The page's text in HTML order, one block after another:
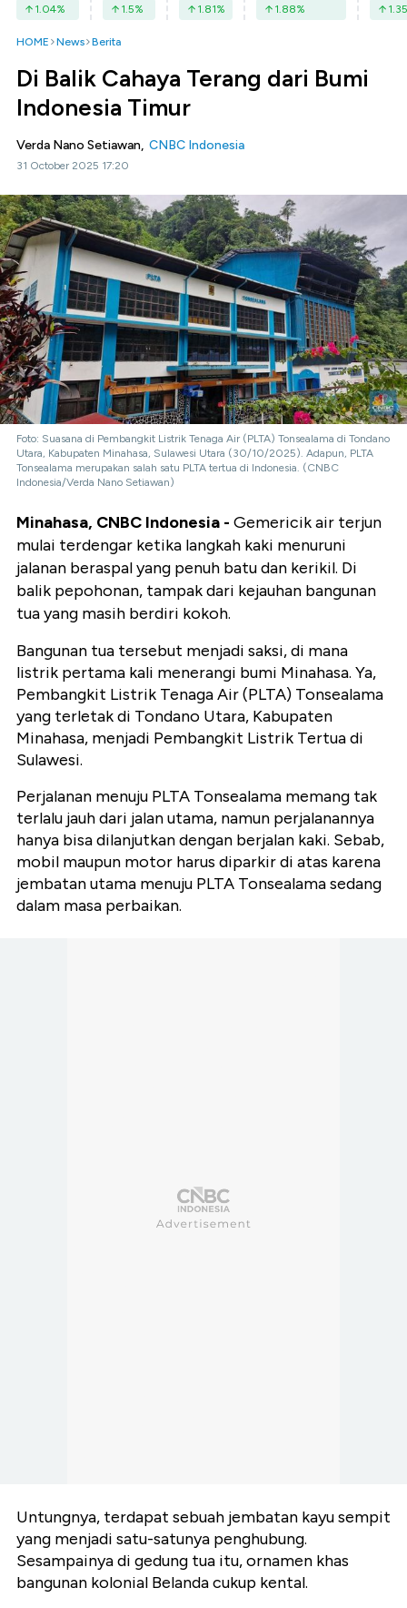
1.04% 1.5% 1.81% 1.88% 1.35
HOME News Berita
Di Balik Cahaya Terang dari Bumi
Indonesia Timur
Verda Nano Setiawan, CNBC Indonesia
31 October 2025 17:20
Foto: Suasana di Pembangkit Listrik Tenaga Air (PLTA) Tonsealama di Tondano
Utara, Kabupaten Minahasa, Sulawesi Utara (30/10/2025). Adapun, PLTA
Tonsealama merupakan salah satu PLTA tertua di Indonesia. (CNBC
Indonesia/Verda Nano Setiawan)
Minahasa, CNBC Indonesia - Gemericik air terjun
mulai terdengar ketika langkah kaki menuruni
jalanan beraspal yang penuh batu dan kerikil. Di
balik pepohonan, tampak dari kejauhan bangunan
tua yang masih berdiri kokoh.
Bangunan tua tersebut menjadi saksi, di mana
listrik pertama kali menerangi bumi Minahasa. Ya,
Pembangkit Listrik Tenaga Air (PLTA) Tonsealama
yang terletak di Tondano Utara, Kabupaten
Minahasa, menjadi Pembangkit Listrik Tertua di
Sulawesi.
Perjalanan menuju PLTA Tonsealama memang tak
terlalu jauh dari jalan utama, namun perjalanannya
hanya bisa dilanjutkan dengan berjalan kaki. Sebab,
mobil maupun motor harus diparkir di atas karena
jembatan utama menuju PLTA Tonsealama sedang
dalam masa perbaikan.
Untungnya, terdapat sebuah jembatan kayu sempit
yang menjadi satu-satunya penghubung.
Sesampainya di gedung tua itu, ornamen khas
bangunan kolonial Belanda cukup kental.